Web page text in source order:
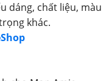
dáng, chất liệu, màu
khác.